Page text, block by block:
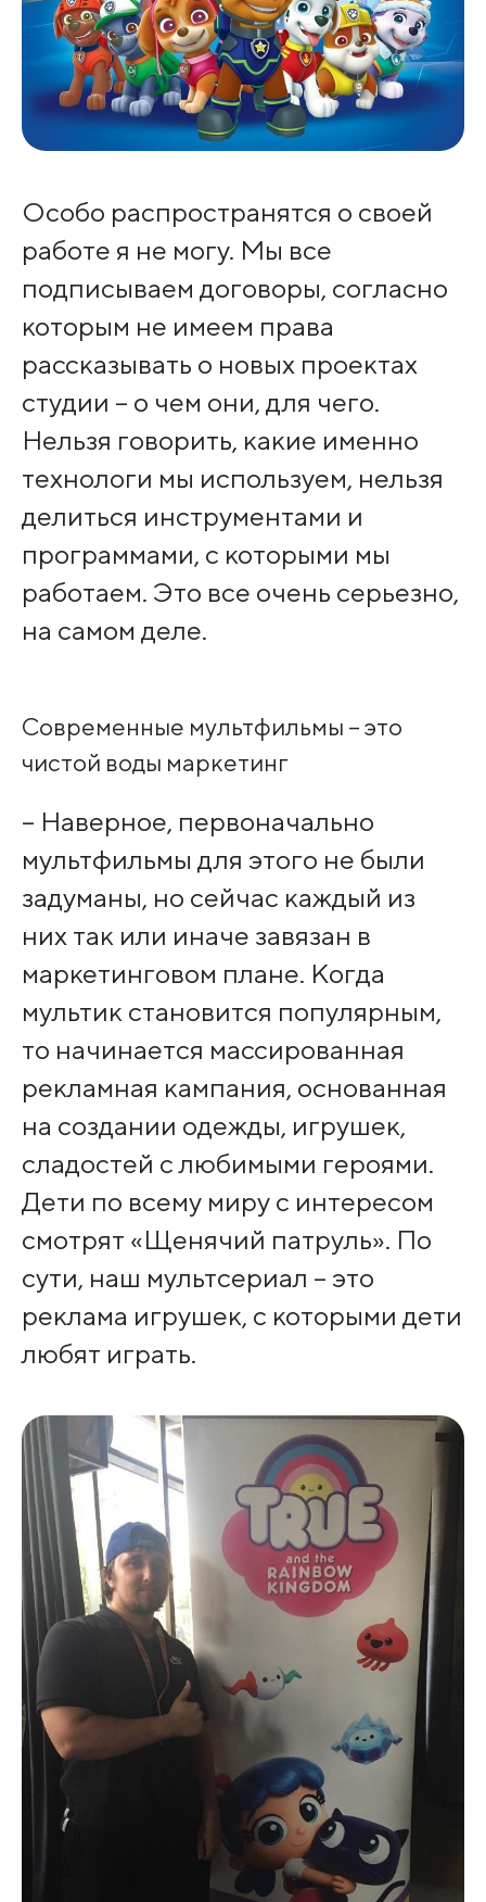
Особо распространятся о своей
работе я не могу. Мы все
подписываем договоры, согласно
которым не имеем права
рассказывать о новых проектах
студии – о чем они, для чего.
Нельзя говорить, какие именно
технологи мы используем, нельзя
делиться инструментами и
программами, с которыми мы
работаем. Это все очень серьезно,
на самом деле.
Современные мультфильмы – это
чистой воды маркетинг
– Наверное, первоначально
мультфильмы для этого не были
задуманы, но сейчас каждый из
них так или иначе завязан в
маркетинговом плане. Когда
мультик становится популярным,
то начинается массированная
рекламная кампания, основанная
на создании одежды, игрушек,
сладостей с любимыми героями.
Дети по всему миру с интересом
смотрят «Щенячий патруль». По
сути, наш мультсериал – это
реклама игрушек, с которыми дети
любят играть.